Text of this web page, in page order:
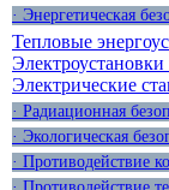
· Энергетическая
Тепловые
Электроустановки
Электрические
· Радиационная
· Экологическая
· Противодействие